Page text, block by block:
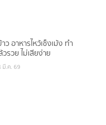
ว อาหารไหว้เช็งเม้ง ทำ
วรวย ไม่เสียง่าย
มี.ค. 69